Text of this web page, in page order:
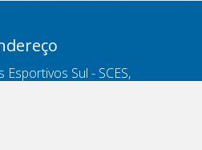
Esportivos Sul - SCES,